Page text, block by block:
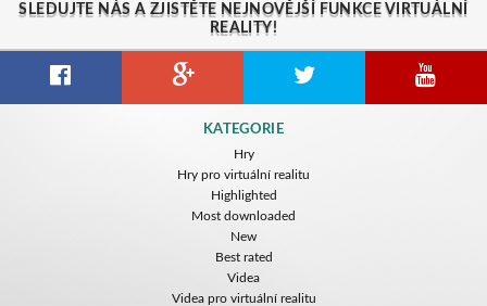
SLEDUJTE NÁS A ZJISTĚTE NEJNOVĚJŠÍ FUNKCE VIRTUÁLNÍ
REALITY!
KATEGORIE
Hry
Hry pro virtuální realitu
Highlighted
Most downloaded
New
Best rated
Videa
Videa pro virtuální realitu